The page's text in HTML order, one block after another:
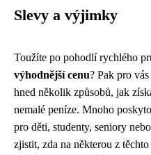
Slevy a výjimky
Toužíte po pohodlí rychlého
výhodnější cenu? Pak pro
hned několik způsobů, jak
nemalé peníze. Mnoho
pro děti, studenty, seniory
zjistit, zda na některou z